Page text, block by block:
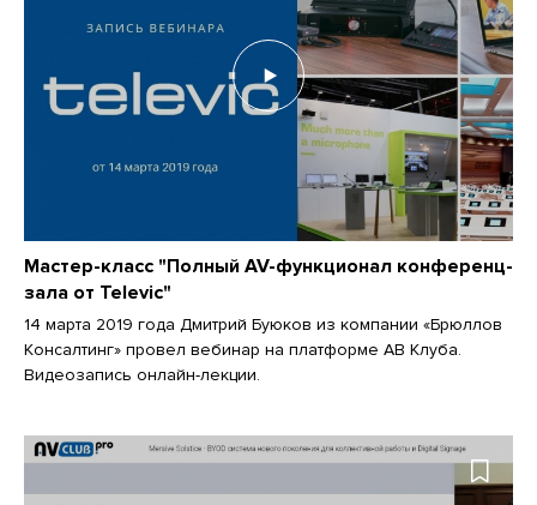
Мастер-класс "Полный AV-функционал конференц-
зала от Televic"
14 марта 2019 года Дмитрий Буюков из компании «Брюллов
Консалтинг» провел вебинар на платформе АВ Клуба.
Видеозапись онлайн-лекции.